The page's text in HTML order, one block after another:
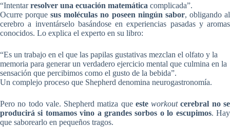
“Intentarresolver una ecuación matemática complicada”.
Ocurre porquesus moléculas no poseen ningún sabor, obligando al
cerebro a inventárselo basándose en experiencias pasadas y aromas
conocidos. Lo explica el experto en su libro:
“Es un trabajo en el que las papilas gustativas mezclan el olfato y la
memoria para generar un verdadero ejercicio mental que culmina en la
sensación que percibimos como el gusto de la bebida”.
Un complejo proceso que Shepherd denomina neurogastronomía.
Pero no todo vale. Shepherd matiza que este workout cerebral no se
producirá si tomamos vino a grandes sorbos o lo escupimos. Hay
que saborearlo en pequeños tragos.